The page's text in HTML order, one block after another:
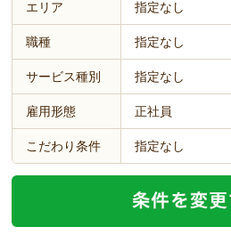
エリア 指定なし
職種 指定なし
サービス種別 指定なし
雇用形態 正社員
こだわり条件 指定なし